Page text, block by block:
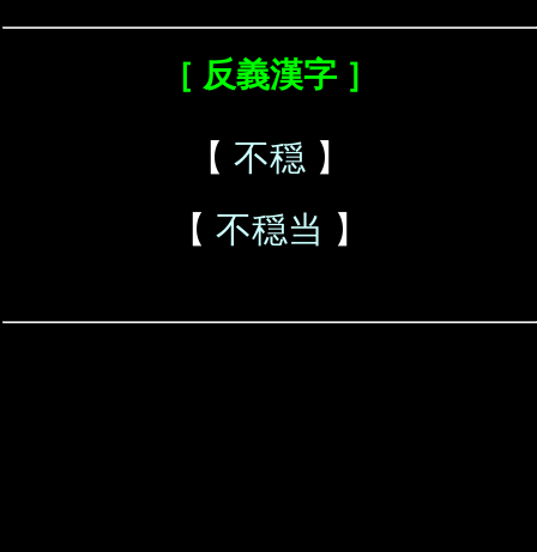
［ 反義漢字 ］
【 不穏 】
【 不穏当 】